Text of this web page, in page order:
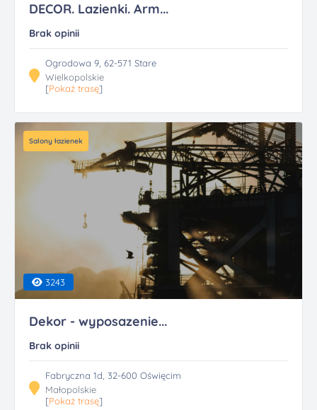
DECOR. Lazienki. Arm...
Brak opinii
Ogrodowa 9, 62-571 Stare
Wielkopolskie
[Pokaż trasę]
Salony łazienek
3243
Dekor - wyposazenie...
Brak opinii
Fabryczna 1d, 32-600 Oświęcim
Małopolskie
[Pokaż trasę]